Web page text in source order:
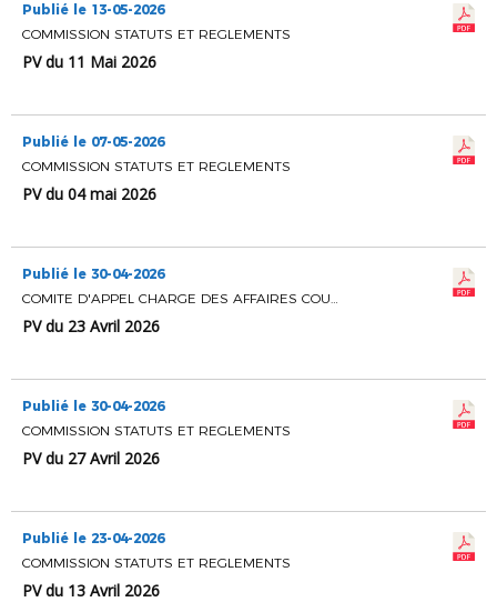
Publié le 13-05-2026
COMMISSION STATUTS ET REGLEMENTS
PV du 11 Mai 2026
Publié le 07-05-2026
COMMISSION STATUTS ET REGLEMENTS
PV du 04 mai 2026
Publié le 30-04-2026
COMITE D'APPEL CHARGE DES AFFAIRES COURANTES
PV du 23 Avril 2026
Publié le 30-04-2026
COMMISSION STATUTS ET REGLEMENTS
PV du 27 Avril 2026
Publié le 23-04-2026
COMMISSION STATUTS ET REGLEMENTS
PV du 13 Avril 2026